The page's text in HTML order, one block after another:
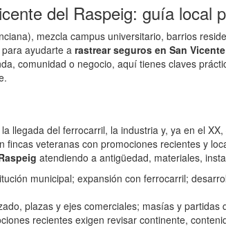
del Raspeig: guía local
mezcla campus universitario, barrios
ayudarte a rastrear seguros en San
comunidad o negocio, aquí tienes claves
llegada del ferrocarril, la industria y, ya en el
veteranas con promociones recientes y
atendiendo a antigüedad, materiales,
municipal; expansión con ferrocarril;
plazas y ejes comerciales; masías y
recientes exigen revisar continente,